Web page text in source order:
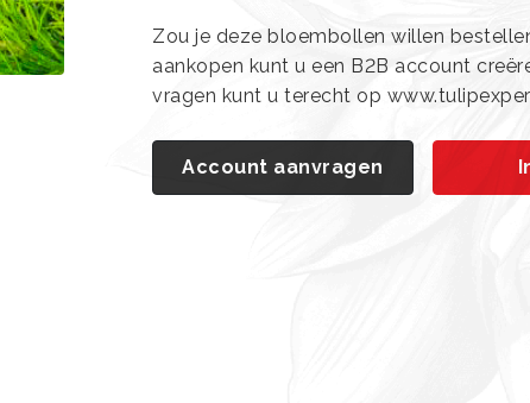
Zou je deze bloembollen willen
aankopen kunt u een B2B account
vragen kunt u terecht op
Account aanvragen